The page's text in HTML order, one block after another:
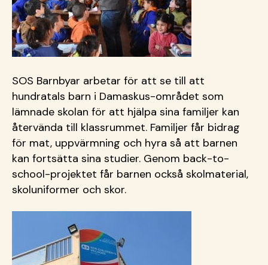
SOS Barnbyar arbetar för att se till att
hundratals barn i Damaskus-området som
lämnade skolan för att hjälpa sina familjer kan
återvända till klassrummet. Familjer får bidrag
för mat, uppvärmning och hyra så att barnen
kan fortsätta sina studier. Genom back-to-
school-projektet får barnen också skolmaterial,
skoluniformer och skor.